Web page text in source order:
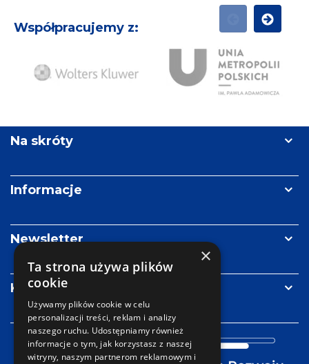
Współpracujemy z: POPRZEDNI
Adamowicza
Na skróty
Informacje
Newsletter
Kontakt
×
Ta strona używa plików
cookie
Używamy plików cookie w celu
personalizacji treści, reklam i analizy
naszego ruchu. Udostępniamy również
informacje o tym, jak korzystasz z naszej
witryny, naszym partnerom reklamowym i